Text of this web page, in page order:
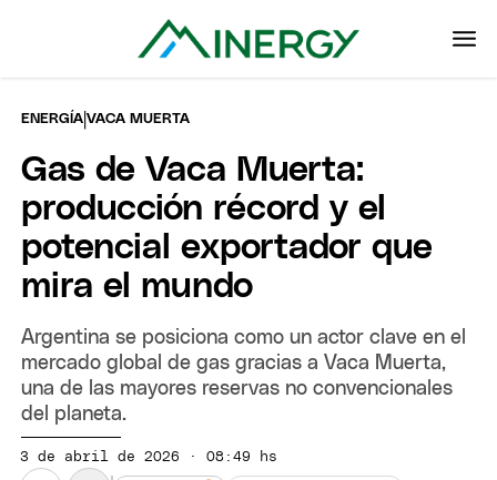
ENERGÍA |VACA MUERTA
Gas de Vaca Muerta:
producción récord y el
potencial exportador que
mira el mundo
Argentina se posiciona como un actor clave en el
mercado global de gas gracias a Vaca Muerta,
una de las mayores reservas no convencionales
del planeta.
3 de abril de 2026 · 08:49 hs